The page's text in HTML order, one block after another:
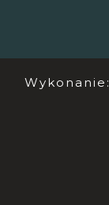
Wykonanie: